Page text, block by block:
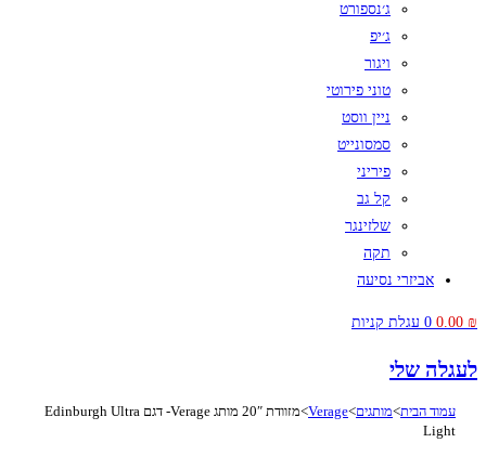
ג׳נספורט
ג׳יפ
ויגור
טוני פירוטי
ניין ווסט
סמסונייט
פיריני
קל גב
שלזינגר
תקה
אביזרי נסיעה
0.00 ₪
0 עגלת קניות
לעגלה שלי
עמוד הבית>מותגים>
Verage
>
מזוודת 20″ מותג Verage- דגם Edinburgh Ultra
Light